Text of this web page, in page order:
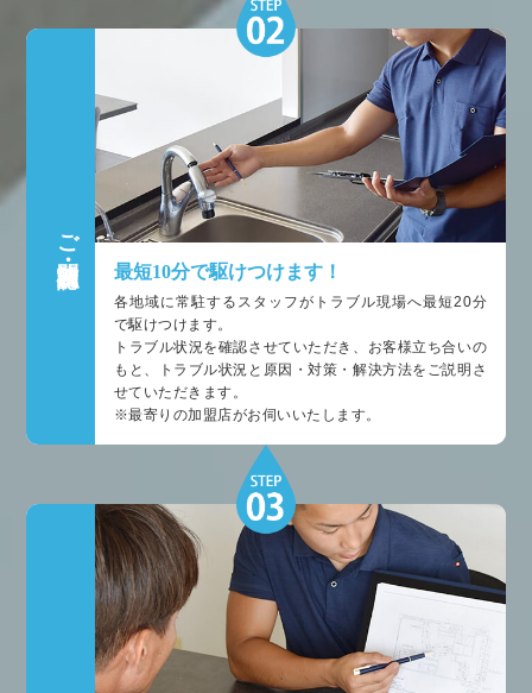
ご訪問・状況確認
最短10分で駆けつけます！
各地域に常駐するスタッフがトラブル現場へ最短20分
で駆けつけます。
トラブル状況を確認させていただき、お客様立ち合いの
もと、トラブル状況と原因・対策・解決方法をご説明さ
せていただきます。
※最寄りの加盟店がお伺いいたします。